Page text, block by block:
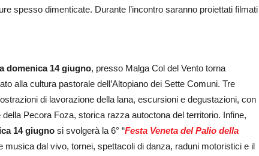
spesso dimenticate. Durante l’incontro saranno proiettati filmati
domenica 14 giugno, presso Malga Col del Vento torna
alla cultura pastorale dell’Altopiano dei Sette Comuni. Tre
di lavorazione della lana, escursioni e degustazioni, con
Pecora Foza, storica razza autoctona del territorio. Infine,
14 giugno si svolgerà la 6° “Festa Veneta del Palio della
musica dal vivo, tornei, spettacoli di danza, raduni motoristici e il